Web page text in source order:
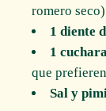
romero seco)
1 diente
1
que
Sal y